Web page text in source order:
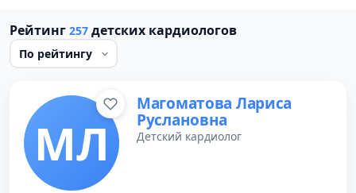
Рейтинг 257 детских кардиологов
МЛ
Магоматова Лариса
Руслановна
Детский кардиолог